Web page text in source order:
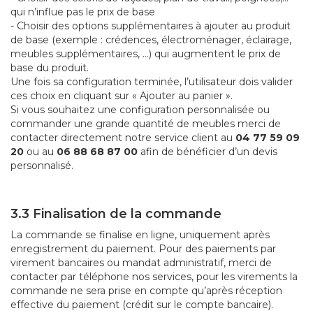
qui n’influe pas le prix de base
- Choisir des options supplémentaires à ajouter au produit
de base (exemple : crédences, électroménager, éclairage,
meubles supplémentaires, …) qui augmentent le prix de
base du produit.
Une fois sa configuration terminée, l’utilisateur dois valider
ces choix en cliquant sur « Ajouter au panier ».
Si vous souhaitez une configuration personnalisée ou
commander une grande quantité de meubles merci de
contacter directement notre service client au 04 77 59 09
20 ou au 06 88 68 87 00 afin de bénéficier d’un devis
personnalisé.
3.3 Finalisation de la commande
La commande se finalise en ligne, uniquement après
enregistrement du paiement. Pour des paiements par
virement bancaires ou mandat administratif, merci de
contacter par téléphone nos services, pour les virements la
commande ne sera prise en compte qu’après réception
effective du paiement (crédit sur le compte bancaire).